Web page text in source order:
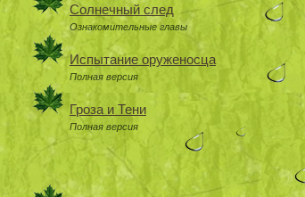
Солнечный след
Ознакомительные главы
Испытание оруженосца
Полная версия
Гроза и Тени
Полная версия